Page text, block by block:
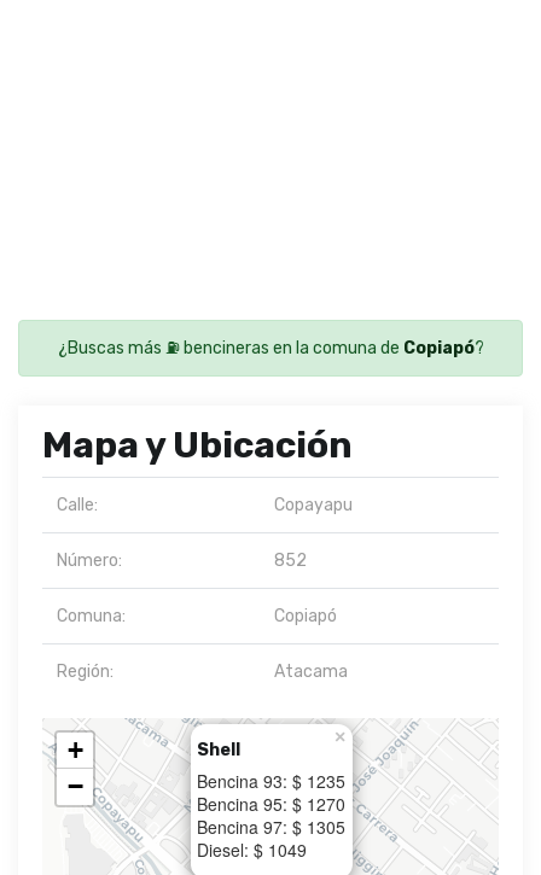
¿Buscas más ⛽ bencineras en la comuna de Copiapó?
Mapa y Ubicación
Calle: Copayapu
Número: 852
Comuna: Copiapó
Región: Atacama
Shell
Bencina 93: $ 1235
Bencina 95: $ 1270
Bencina 97: $ 1305
Diesel: $ 1049
×
+
−